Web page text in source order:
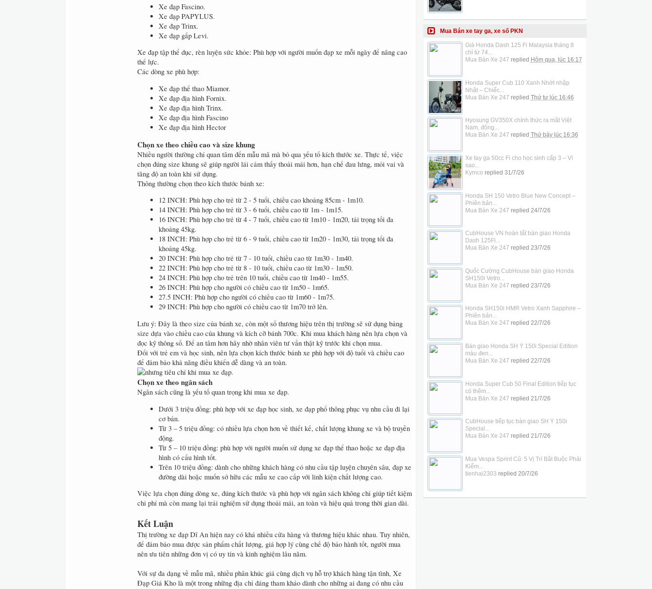
Xe đạp Fascino.
Xe đạp PAPYLUS.
Xe đạp Trinx.
Xe đạp gấp Levi.
Xe đạp tập thể dục, rèn luyện sức khỏe: Phù hợp với người muốn đạp xe mỗi ngày để nâng cao
thể lực.
Các dòng xe phù hợp:
Xe đạp thể thao Miamor.
Xe đạp địa hình Fornix.
Xe đạp địa hình Trinx.
Xe đạp địa hình Fascino
Xe đạp địa hình Hector
Chọn xe theo chiều cao và size khung
Nhiều người thường chỉ quan tâm đến mẫu mã mà bỏ qua yếu tố kích thước xe. Thực tế, việc
chọn đúng size khung sẽ giúp người lái cảm thấy thoải mái hơn, hạn chế đau lưng, mỏi vai và
tăng độ an toàn khi sử dụng.
Thông thường chọn theo kích thước bánh xe:
12 INCH: Phù hợp cho trẻ từ 2 - 5 tuổi, chiều cao khoảng 85cm - 1m10.
14 INCH: Phù hợp cho trẻ từ 3 - 6 tuổi, chiều cao từ 1m - 1m15.
16 INCH: Phù hợp cho trẻ từ 4 - 7 tuổi, chiều cao từ 1m10 - 1m20, tải trọng tối đa
khoảng 45kg.
18 INCH: Phù hợp cho trẻ từ 6 - 9 tuổi, chiều cao từ 1m20 - 1m30, tải trọng tối đa
khoảng 45kg.
20 INCH: Phù hợp cho trẻ từ 7 - 10 tuổi, chiều cao từ 1m30 - 1m40.
22 INCH: Phù hợp cho trẻ từ 8 - 10 tuổi, chiều cao từ 1m30 - 1m50.
24 INCH: Phù hợp cho trẻ trên 10 tuổi, chiều cao từ 1m40 - 1m55.
26 INCH: Phù hợp cho người có chiều cao từ 1m50 - 1m65.
27.5 INCH: Phù hợp cho người có chiều cao từ 1m60 - 1m75.
29 INCH: Phù hợp cho người có chiều cao từ 1m70 trở lên.
Lưu ý: Đây là theo size của bánh xe, còn một số thương hiệu trên thị trường sẽ sử dụng bảng
size dựa vào chiều cao của khung và kích cỡ bánh 700c. Khi mua khách hàng nên lựa chọn và
đọc kỹ thông số. Để an tâm hơn hãy nhờ nhân viên tư vấn thật kỹ trước khi chọn mua.
Đối với trẻ em và học sinh, nên lựa chọn kích thước bánh xe phù hợp với độ tuổi và chiều cao
để đảm bảo khả năng điều khiển dễ dàng và an toàn.
Chọn xe theo ngân sách
Ngân sách cũng là yếu tố quan trọng khi mua xe đạp.
Dưới 3 triệu đồng: phù hợp với xe đạp học sinh, xe đạp phổ thông phục vụ nhu cầu đi lại
cơ bản.
Từ 3 – 5 triệu đồng: có nhiều lựa chọn hơn về thiết kế, chất lượng khung xe và bộ truyền
động.
Từ 5 – 10 triệu đồng: phù hợp với người muốn sử dụng xe đạp thể thao hoặc xe đạp địa
hình có cấu hình tốt.
Trên 10 triệu đồng: dành cho những khách hàng có nhu cầu tập luyện chuyên sâu, đạp xe
đường dài hoặc muốn sở hữu các mẫu xe cao cấp với linh kiện chất lượng cao.
Việc lựa chọn đúng dòng xe, đúng kích thước và phù hợp với ngân sách không chỉ giúp tiết kiệm
chi phí mà còn mang lại trải nghiệm sử dụng thoải mái, an toàn và hiệu quả trong thời gian dài.
Kết Luận
Thị trường xe đạp Dĩ An hiện nay có khá nhiều cửa hàng và thương hiệu khác nhau. Tuy nhiên,
để đảm bảo mua được sản phẩm chất lượng, giá hợp lý cùng chế độ bảo hành tốt, người mua
nên ưu tiên những đơn vị có uy tín và kinh nghiệm lâu năm.
Với sự đa dạng về mẫu mã, nhiều phân khúc giá cùng dịch vụ hỗ trợ khách hàng tận tình, Xe
Đạp Giá Kho là một trong những địa chỉ đáng tham khảo dành cho những ai đang có nhu cầu
Mua Bán xe tay ga, xe số PKN
Giá Honda Dash 125 Fi Malaysia tháng 8
chỉ từ 74...
Mua Bán Xe 247 replied Hôm qua, lúc 16:17
Honda Super Cub 110 Xanh Nhớt nhập
Nhật – Chiếc...
Mua Bán Xe 247 replied Thứ tư lúc 16:46
Hyosung GV350X chính thức ra mắt Việt
Nam, động...
Mua Bán Xe 247 replied Thứ bảy lúc 16:36
Xe tay ga 50cc Fi cho học sinh cấp 3 – Vì
sao...
Kymco replied 31/7/26
Honda SH 150 Vetro Blue New Concept –
Phiên bản...
Mua Bán Xe 247 replied 24/7/26
CubHouse VN hoàn tất bàn giao Honda
Dash 125Fi...
Mua Bán Xe 247 replied 23/7/26
Quốc Cường CubHouse bàn giao Honda
SH150i Vetro...
Mua Bán Xe 247 replied 23/7/26
Honda SH150i HMR Vetro Xanh Sapphire –
Phiên bản...
Mua Bán Xe 247 replied 22/7/26
Bàn giao Honda SH Ý 150i Special Edition
màu đen...
Mua Bán Xe 247 replied 22/7/26
Honda Super Cub 50 Final Edition tiếp tục
có thêm...
Mua Bán Xe 247 replied 21/7/26
CubHouse tiếp tục bàn giao SH Ý 150i
Special...
Mua Bán Xe 247 replied 21/7/26
Mua Vespa Sprint Cũ: 5 Vị Trí Bắt Buộc Phải
Kiểm...
tienhai2303 replied 20/7/26